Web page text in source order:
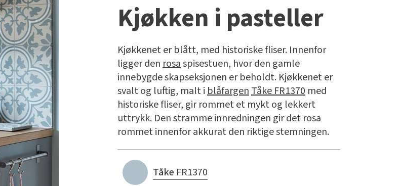
Kjøkken i pasteller
Kjøkkenet er blått, med historiske fliser. Innenfor
ligger denrosaspisestuen, hvor den gamle
innebygde skapseksjonen er beholdt. Kjøkkenet er
svalt og luftig, malt iblåfargenTåke FR1370 med
historiske fliser, gir rommet et mykt og lekkert
uttrykk. Den stramme innredningen gir det rosa
rommet innenfor akkurat den riktige stemningen.
Tåke FR1370